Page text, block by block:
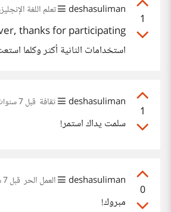
1
deshasuliman تعلم اللغة
استخدامات الثانية أكثر وكلما
1
deshasuliman ثقافة قبل 7 سنوات
سلمت يداك استمر!
0
deshasuliman العمل الحر قبل 7 سنوات
مبروك!